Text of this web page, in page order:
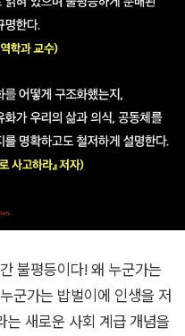
다! 왜 누군가는
군가는 밥벌이에 인생을 저